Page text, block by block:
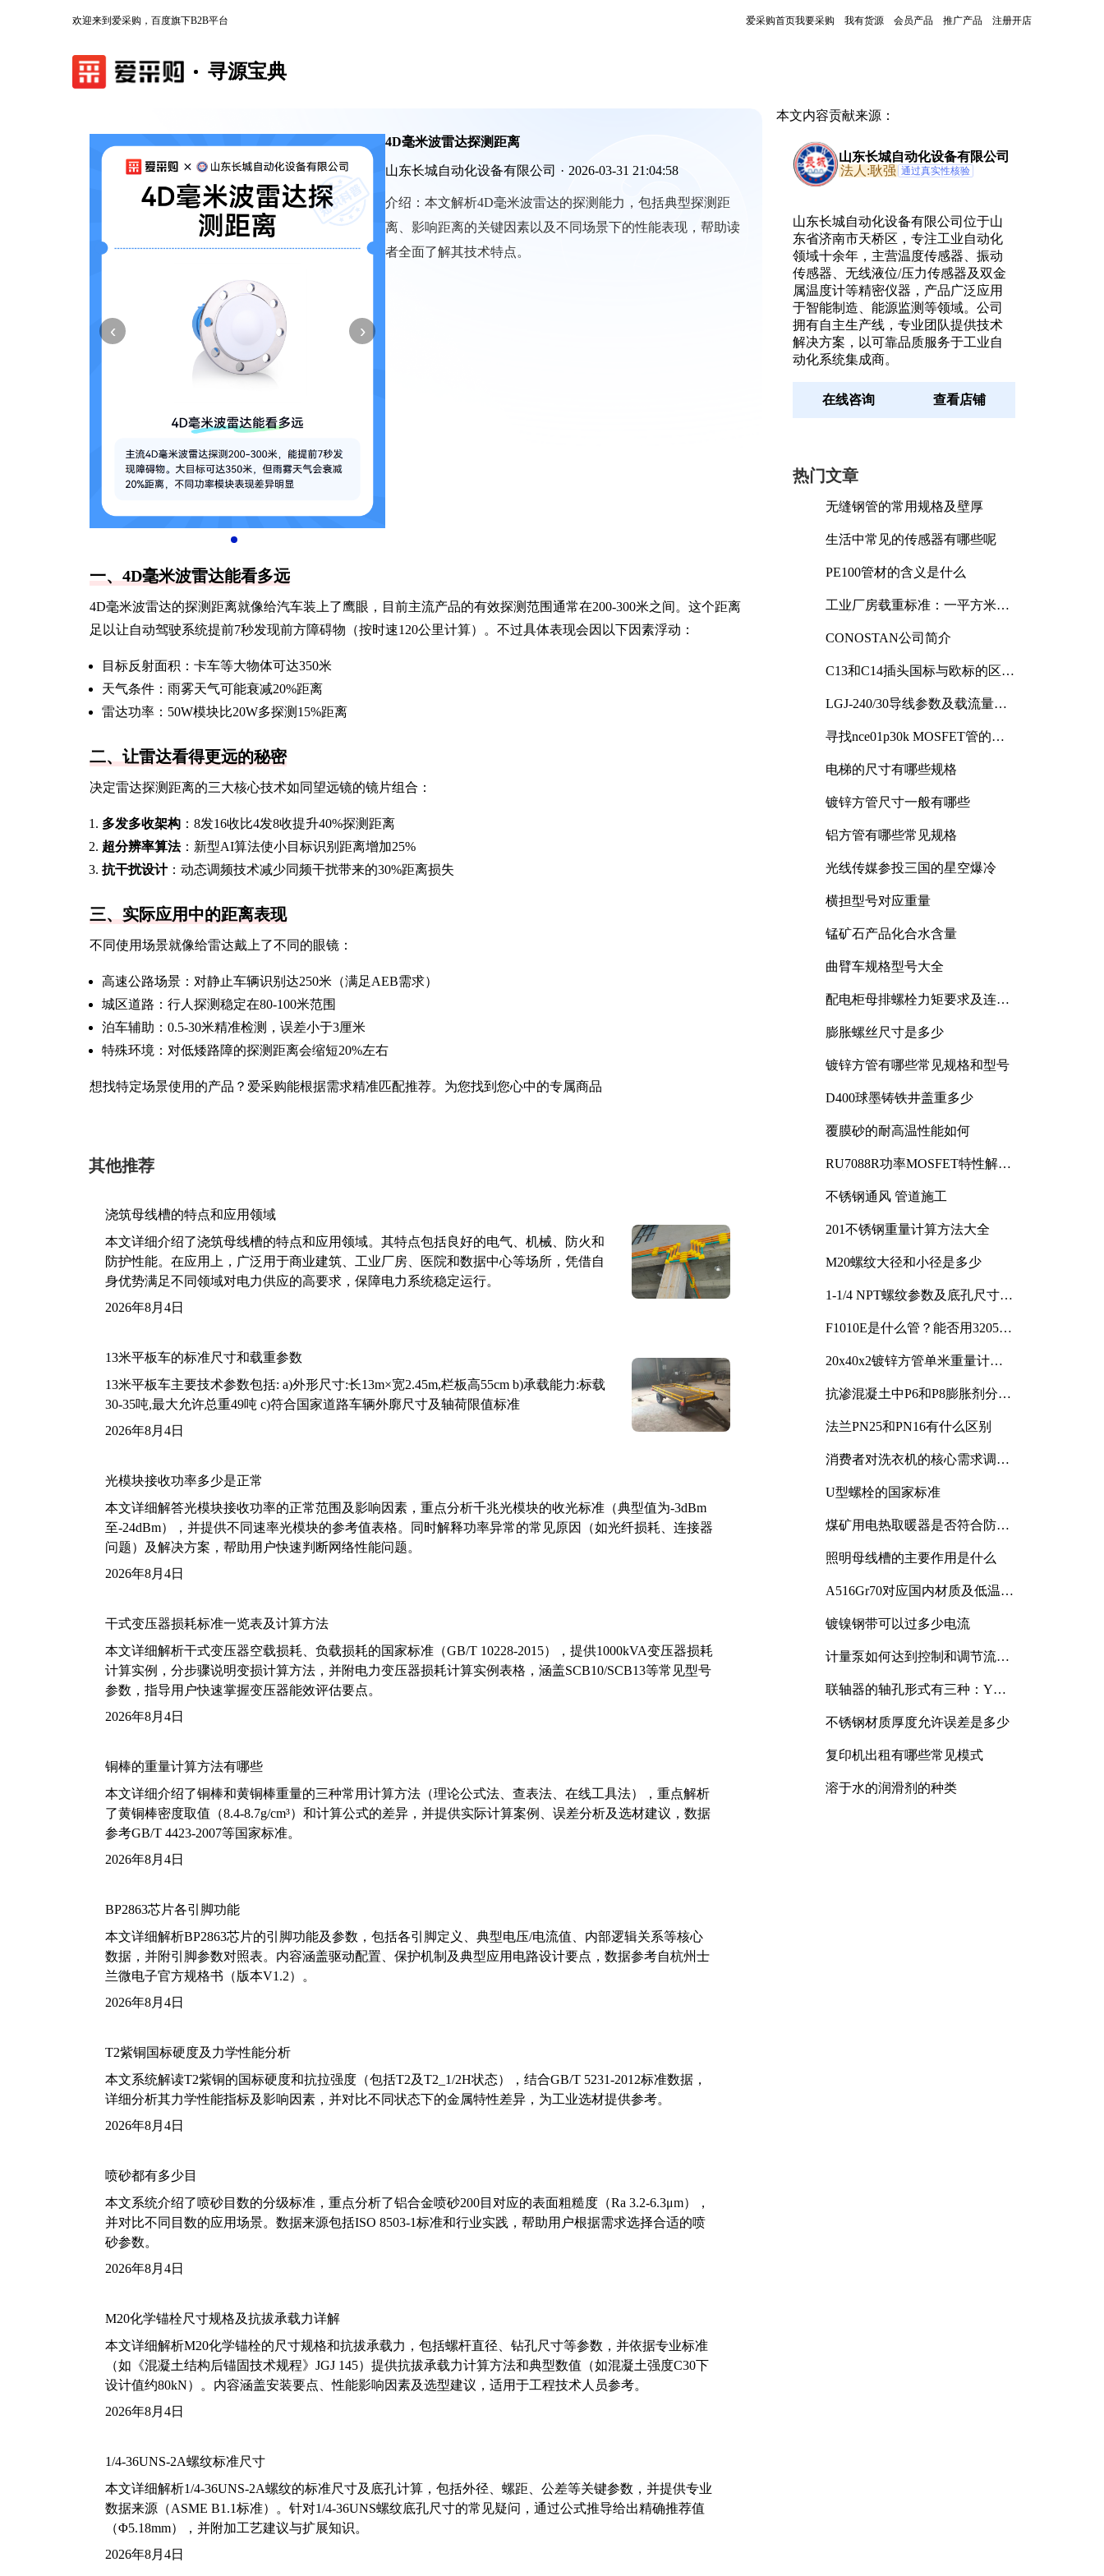
欢迎来到爱采购，百度旗下B2B平台 爱采购首页我要采购 我有货源 会员产品 推广产品 注册开店
寻源宝典
‹ ›
4D毫米波雷达探测距离
山东长城自动化设备有限公司 · 2026-03-31 21:04:58
介绍： 本文解析4D毫米波雷达的探测能力，包括典型探测距
离、影响距离的关键因素以及不同场景下的性能表现，帮助读
者全面了解其技术特点。
一、4D毫米波雷达能看多远
4D毫米波雷达的探测距离就像给汽车装上了鹰眼，目前主流产品的有效探测范围通常在200-300米之间。这个距离
足以让自动驾驶系统提前7秒发现前方障碍物（按时速120公里计算）。不过具体表现会因以下因素浮动：
目标反射面积：卡车等大物体可达350米
天气条件：雨雾天气可能衰减20%距离
雷达功率：50W模块比20W多探测15%距离
二、让雷达看得更远的秘密
决定雷达探测距离的三大核心技术如同望远镜的镜片组合：
多发多收架构 ：8发16收比4发8收提升40%探测距离
超分辨率算法：新型AI算法使小目标识别距离增加25%
抗干扰设计：动态调频技术减少同频干扰带来的30%距离损失
三、实际应用中的距离表现
不同使用场景就像给雷达戴上了不同的眼镜：
高速公路场景：对静止车辆识别达250米（满足AEB需求）
城区道路：行人探测稳定在80-100米范围
泊车辅助：0.5-30米精准检测，误差小于3厘米
特殊环境：对低矮路障的探测距离会缩短20%左右
想找特定场景使用的产品？爱采购能根据需求精准匹配推荐。为您找到您心中的专属商品
其他推荐
浇筑母线槽的特点和应用领域
本文详细介绍了浇筑母线槽的特点和应用领域。其特点包括良好的电气、机械、防火和
防护性能。在应用上，广泛用于商业建筑、工业厂房、医院和数据中心等场所，凭借自
身优势满足不同领域对电力供应的高要求，保障电力系统稳定运行。
2026年8月4日
13米平板车的标准尺寸和载重参数
13米平板车主要技术参数包括: a)外形尺寸:长13m×宽2.45m,栏板高55cm b)承载能力:标载
30-35吨,最大允许总重49吨 c)符合国家道路车辆外廓尺寸及轴荷限值标准
2026年8月4日
光模块接收功率多少是正常
本文详细解答光模块接收功率的正常范围及影响因素，重点分析千兆光模块的收光标准（典型值为-3dBm
至-24dBm），并提供不同速率光模块的参考值表格。同时解释功率异常的常见原因（如光纤损耗、连接器
问题）及解决方案，帮助用户快速判断网络性能问题。
2026年8月4日
干式变压器损耗标准一览表及计算方法
本文详细解析干式变压器空载损耗、负载损耗的国家标准（GB/T 10228-2015），提供1000kVA变压器损耗
计算实例，分步骤说明变损计算方法，并附电力变压器损耗计算实例表格，涵盖SCB10/SCB13等常见型号
参数，指导用户快速掌握变压器能效评估要点。
2026年8月4日
铜棒的重量计算方法有哪些
本文详细介绍了铜棒和黄铜棒重量的三种常用计算方法（理论公式法、查表法、在线工具法），重点解析
了黄铜棒密度取值（8.4-8.7g/cm³）和计算公式的差异，并提供实际计算案例、误差分析及选材建议，数据
参考GB/T 4423-2007等国家标准。
2026年8月4日
BP2863芯片各引脚功能
本文详细解析BP2863芯片的引脚功能及参数，包括各引脚定义、典型电压/电流值、内部逻辑关系等核心
数据，并附引脚参数对照表。内容涵盖驱动配置、保护机制及典型应用电路设计要点，数据参考自杭州士
兰微电子官方规格书（版本V1.2）。
2026年8月4日
T2紫铜国标硬度及力学性能分析
本文系统解读T2紫铜的国标硬度和抗拉强度（包括T2及T2_1/2H状态），结合GB/T 5231-2012标准数据，
详细分析其力学性能指标及影响因素，并对比不同状态下的金属特性差异，为工业选材提供参考。
2026年8月4日
喷砂都有多少目
本文系统介绍了喷砂目数的分级标准，重点分析了铝合金喷砂200目对应的表面粗糙度（Ra 3.2-6.3μm），
并对比不同目数的应用场景。数据来源包括ISO 8503-1标准和行业实践，帮助用户根据需求选择合适的喷
砂参数。
2026年8月4日
M20化学锚栓尺寸规格及抗拔承载力详解
本文详细解析M20化学锚栓的尺寸规格和抗拔承载力，包括螺杆直径、钻孔尺寸等参数，并依据专业标准
（如《混凝土结构后锚固技术规程》JGJ 145）提供抗拔承载力计算方法和典型数值（如混凝土强度C30下
设计值约80kN）。内容涵盖安装要点、性能影响因素及选型建议，适用于工程技术人员参考。
2026年8月4日
1/4-36UNS-2A螺纹标准尺寸
本文详细解析1/4-36UNS-2A螺纹的标准尺寸及底孔计算，包括外径、螺距、公差等关键参数，并提供专业
数据来源（ASME B1.1标准）。针对1/4-36UNS螺纹底孔尺寸的常见疑问，通过公式推导给出精确推荐值
（Φ5.18mm），并附加工艺建议与扩展知识。
2026年8月4日
本文内容贡献来源：
山东长城自动化设备有限公司
法人:耿强 通过真实性核验
山东长城自动化设备有限公司位于山
东省济南市天桥区，专注工业自动化
领域十余年，主营温度传感器、振动
传感器、无线液位/压力传感器及双金
属温度计等精密仪器，产品广泛应用
于智能制造、能源监测等领域。公司
拥有自主生产线，专业团队提供技术
解决方案，以可靠品质服务于工业自
动化系统集成商。
在线咨询 查看店铺
热门文章
无缝钢管的常用规格及壁厚
生活中常见的传感器有哪些呢
PE100管材的含义是什么
工业厂房载重标准：一平方米能
CONOSTAN公司简介
C13和C14插头国标与欧标的区别
LGJ-240/30导线参数及载流量解
寻找nce01p30k MOSFET管的合
电梯的尺寸有哪些规格
镀锌方管尺寸一般有哪些
铝方管有哪些常见规格
光线传媒参投三国的星空爆冷
横担型号对应重量
锰矿石产品化合水含量
曲臂车规格型号大全
配电柜母排螺栓力矩要求及连接
膨胀螺丝尺寸是多少
镀锌方管有哪些常见规格和型号
D400球墨铸铁井盖重多少
覆膜砂的耐高温性能如何
RU7088R功率MOSFET特性解析
不锈钢通风 管道施工
201不锈钢重量计算方法大全
M20螺纹大径和小径是多少
1-1/4 NPT螺纹参数及底孔尺寸详
F1010E是什么管？能否用3205或
20x40x2镀锌方管单米重量计算
抗渗混凝土中P6和P8膨胀剂分别
法兰PN25和PN16有什么区别
消费者对洗衣机的核心需求调研
U型螺栓的国家标准
煤矿用电热取暖器是否符合防爆
照明母线槽的主要作用是什么
A516Gr70对应国内材质及低温冲
镀镍钢带可以过多少电流
计量泵如何达到控制和调节流量
联轴器的轴孔形式有三种：Y
不锈钢材质厚度允许误差是多少
复印机出租有哪些常见模式
溶于水的润滑剂的种类